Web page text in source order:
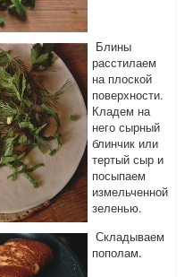
Блины
расстилаем
на плоской
поверхности.
Кладем на
него сырный
блинчик или
тертый сыр и
посыпаем
измельченной
зеленью.
Складываем
пополам.